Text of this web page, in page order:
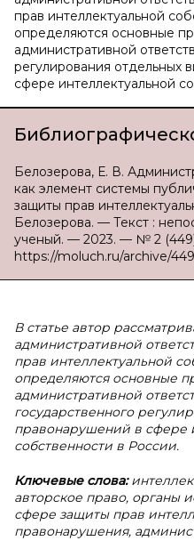
прав интеллектуальной
определяются основные
административной
регулирования отдельных
сфере интеллектуальной
Белозерова, Е. В.
как элемент системы
защиты прав
Белозерова. — Текст :
ученый. — 2023. — № 2
https://moluch.ru/archive/
В статье автор
административной
прав интеллектуальной
определяются основные
административной
государственного
правонарушений в сфере
собственности в России.
Ключевые слова:
авторское право, органы
сфере защиты прав
правонарушения,